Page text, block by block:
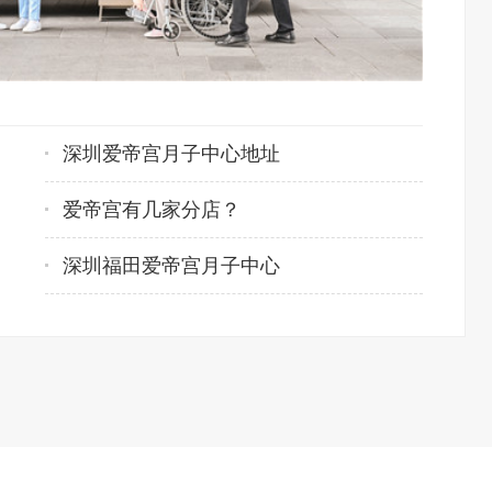
深圳爱帝宫月子中心地址
爱帝宫有几家分店？
深圳福田爱帝宫月子中心